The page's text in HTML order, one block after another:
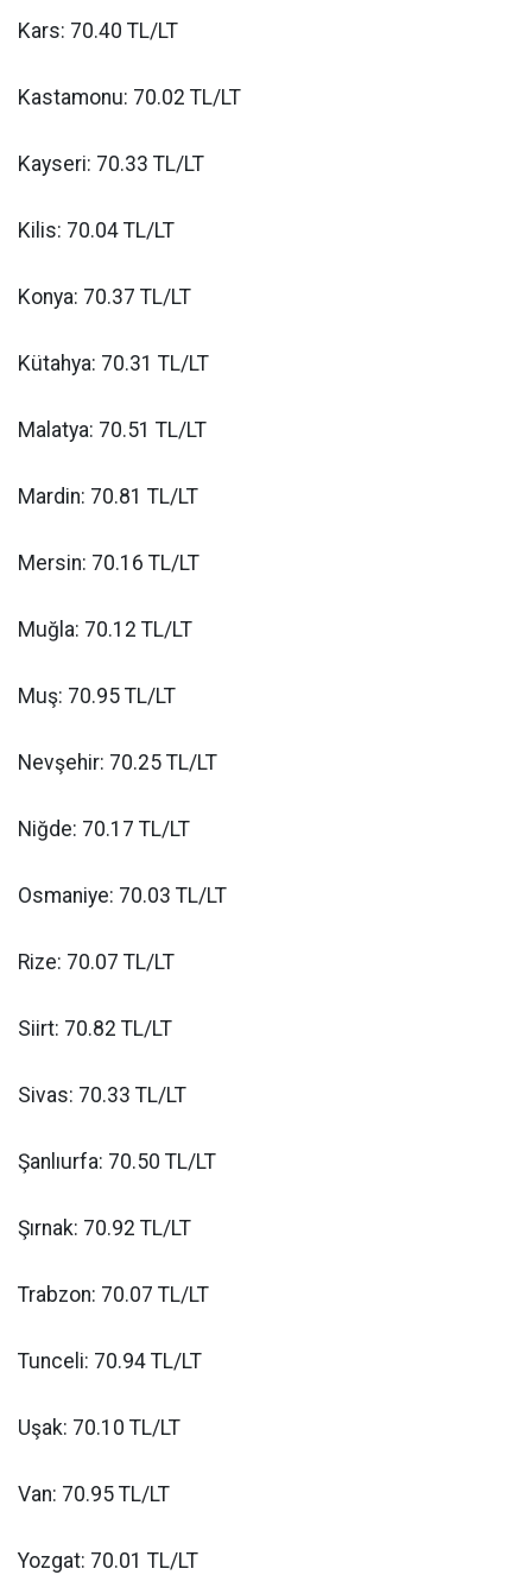
Kars: 70.40 TL/LT
Kastamonu: 70.02 TL/LT
Kayseri: 70.33 TL/LT
Kilis: 70.04 TL/LT
Konya: 70.37 TL/LT
Kütahya: 70.31 TL/LT
Malatya: 70.51 TL/LT
Mardin: 70.81 TL/LT
Mersin: 70.16 TL/LT
Muğla: 70.12 TL/LT
Muş: 70.95 TL/LT
Nevşehir: 70.25 TL/LT
Niğde: 70.17 TL/LT
Osmaniye: 70.03 TL/LT
Rize: 70.07 TL/LT
Siirt: 70.82 TL/LT
Sivas: 70.33 TL/LT
Şanlıurfa: 70.50 TL/LT
Şırnak: 70.92 TL/LT
Trabzon: 70.07 TL/LT
Tunceli: 70.94 TL/LT
Uşak: 70.10 TL/LT
Van: 70.95 TL/LT
Yozgat: 70.01 TL/LT